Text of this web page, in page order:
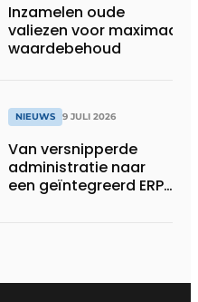
Inzamelen oude
valiezen voor maximaal
waardebehoud
NIEUWS 9 JULI 2026
Van versnipperde
administratie naar
een geïntegreerd ERP-